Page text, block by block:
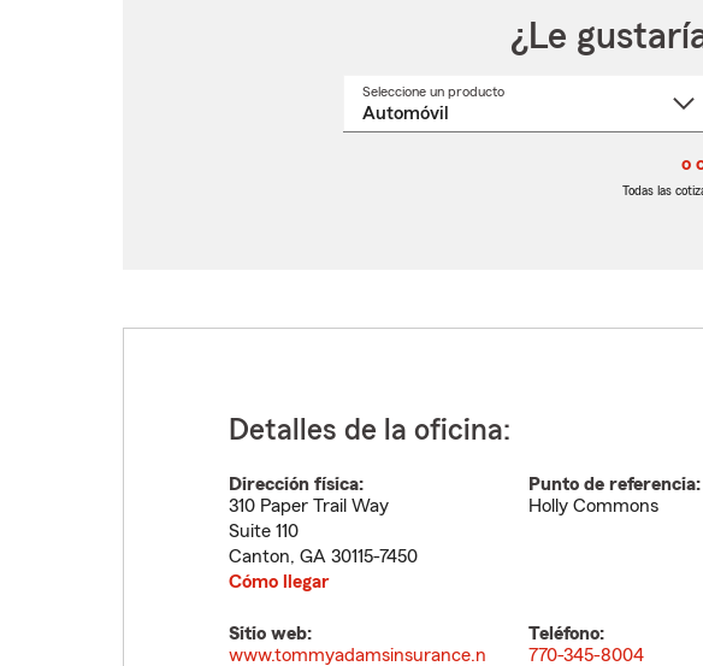
¿Le
Seleccione un productoSeleccione
o
Todas las
Detalles de la oficina:
Dirección física:
310 Paper Trail Way
Suite 110
Canton, GA 30115-7450
Cómo llegar
Punto de referencia:
Holly Commons
Sitio web:
www.tommyadamsinsurance.n
Teléfono:
770-345-8004